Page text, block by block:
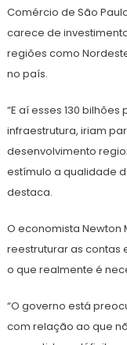
Comércio de São
carece de
regiões como
no país.
“E aí esses 130
infraestrutura, iriam
desenvolvimento
estímulo a qualidade
destaca.
O economista
reestruturar as contas
o que realmente é
“O governo está
com relação ao que